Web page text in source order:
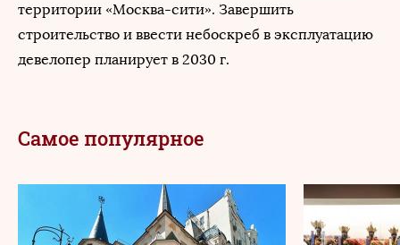
территории «Москва-сити». Завершить
строительство и ввести небоскреб в эксплуатацию
девелопер планирует в 2030 г.
Самое популярное